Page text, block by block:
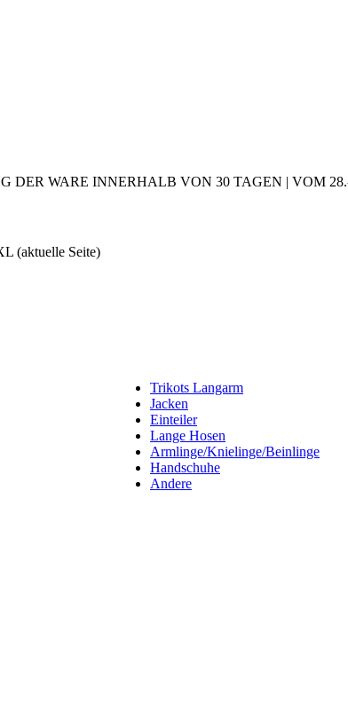
DER WARE INNERHALB VON 30 TAGEN | VOM
Trikots Langarm
Jacken
Einteiler
Lange Hosen
Armlinge/Knielinge/Beinlinge
Handschuhe
Andere
(aktuelle Seite)